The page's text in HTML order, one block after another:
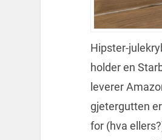
Hipster-
holder en
leverer
gjetergutten
for (hva